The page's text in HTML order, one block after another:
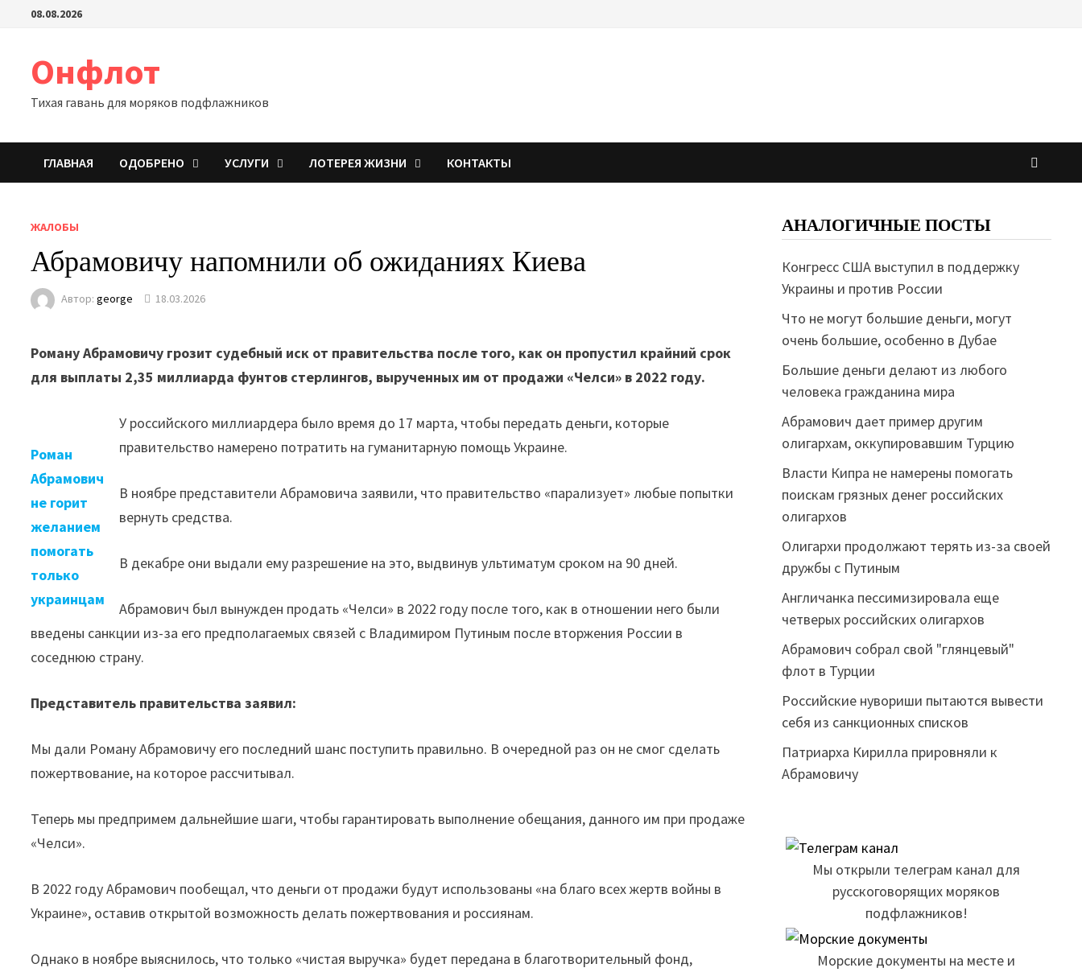
Перейти08.08.2026
Онфлот
Тихая гавань для моряков подфлажников
ГЛАВНАЯ ОДОБРЕНО УСЛУГИ ЛОТЕРЕЯ ЖИЗНИ КОНТАКТЫ
ЖАЛОБЫ
Абрамовичу напомнили об ожиданиях Киева
Автор:george 18.03.2026
Роману Абрамовичу грозит судебный иск от правительства после того, как он пропустил крайний срок
для выплаты 2,35 миллиарда фунтов стерлингов, вырученных им от продажи «Челси» в 2022 году.
Роман
Абрамович
не горит
желанием
помогать
только
украинцам
У российского миллиардера было время до 17 марта, чтобы передать деньги, которые
правительство намерено потратить на гуманитарную помощь Украине.
В ноябре представители Абрамовича заявили, что правительство «парализует» любые попытки
вернуть средства.
В декабре они выдали ему разрешение на это, выдвинув ультиматум сроком на 90 дней.
Абрамович был вынужден продать «Челси» в 2022 году после того, как в отношении него были
введены санкции из-за его предполагаемых связей с Владимиром Путиным после вторжения России в
соседнюю страну.
Представитель правительства заявил:
Мы дали Роману Абрамовичу его последний шанс поступить правильно. В очередной раз он не смог сделать
пожертвование, на которое рассчитывал.
Теперь мы предпримем дальнейшие шаги, чтобы гарантировать выполнение обещания, данного им при продаже
«Челси».
В 2022 году Абрамович пообещал, что деньги от продажи будут использованы «на благо всех жертв войны в
Украине», оставив открытой возможность делать пожертвования и россиянам.
Однако в ноябре выяснилось, что только «чистая выручка» будет передана в благотворительный фонд,
АНАЛОГИЧНЫЕ ПОСТЫ
Конгресс США выступил в поддержку
Украины и против России
Что не могут большие деньги, могут
очень большие, особенно в Дубае
Большие деньги делают из любого
человека гражданина мира
Абрамович дает пример другим
олигархам, оккупировавшим Турцию
Власти Кипра не намерены помогать
поискам грязных денег российских
олигархов
Олигархи продолжают терять из-за своей
дружбы с Путиным
Англичанка пессимизировала еще
четверых российских олигархов
Абрамович собрал свой "глянцевый"
флот в Турции
Российские нувориши пытаются вывести
себя из санкционных списков
Патриарха Кирилла прировняли к
Абрамовичу
Мы открыли телеграм канал для
русскоговорящих моряков
подфлажников!
Морские документы на месте и